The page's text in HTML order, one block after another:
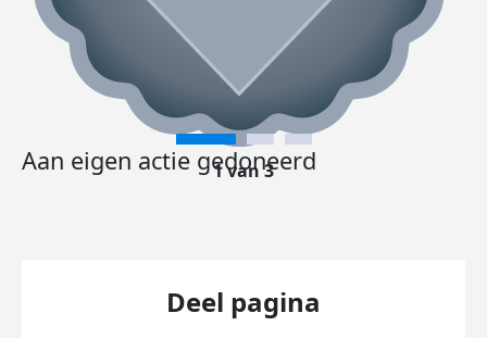
Aan eigen actie gedoneerd
1 van 3
Deel pagina